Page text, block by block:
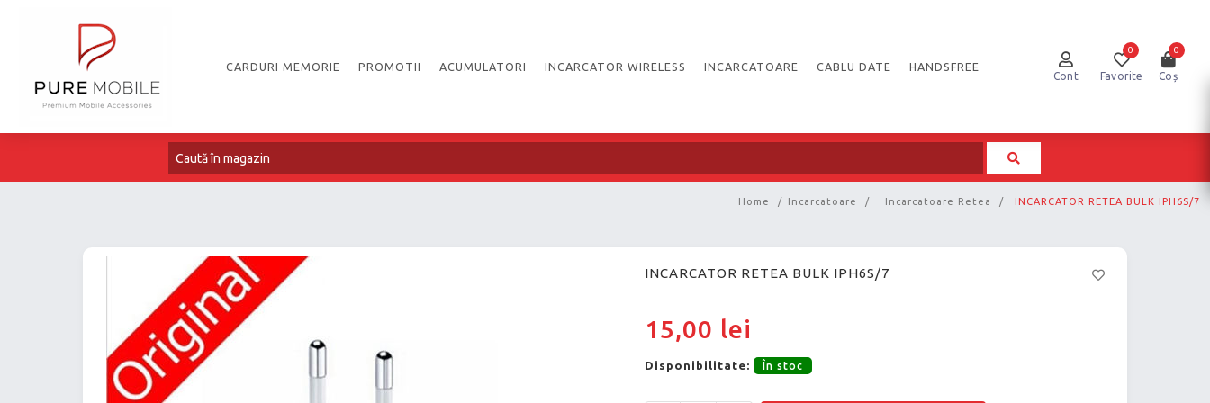
CARDURI MEMORIE PROMOTII ACUMULATORI INCARCATOR WIRELESS INCARCATOARE CABLU DATE HANDSFREE
Cont Favorite
0
Coș
0
Home / Incarcatoare / Incarcatoare Retea / INCARCATOR RETEA BULK IPH6S/7
INCARCATOR RETEA BULK IPH6S/7
15,00 lei
Disponibilitate: În stoc